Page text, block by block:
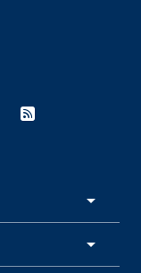
in nuova finestra
nuova finestra
- Apertura in
- Apertura in
esterno -
- Sito esterno -
- Sito
Feed RSS -